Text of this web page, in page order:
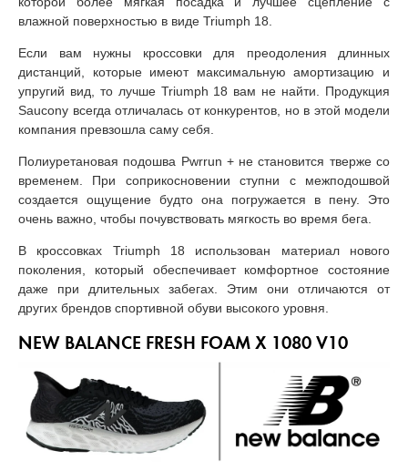
влажной поверхностью в виде Triumph 18.
Если вам нужны кроссовки для преодоления длинных
дистанций, которые имеют максимальную амортизацию и
упругий вид, то лучше Triumph 18 вам не найти. Продукция
Saucony всегда отличалась от конкурентов, но в этой модели
компания превзошла саму себя.
Полиуретановая подошва Pwrrun + не становится тверже со
временем. При соприкосновении ступни с межподошвой
создается ощущение будто она погружается в пену. Это
очень важно, чтобы почувствовать мягкость во время бега.
В кроссовках Triumph 18 использован материал нового
поколения, который обеспечивает комфортное состояние
даже при длительных забегах. Этим они отличаются от
других брендов спортивной обуви высокого уровня.
NEW BALANCE FRESH FOAM X 1080 V10